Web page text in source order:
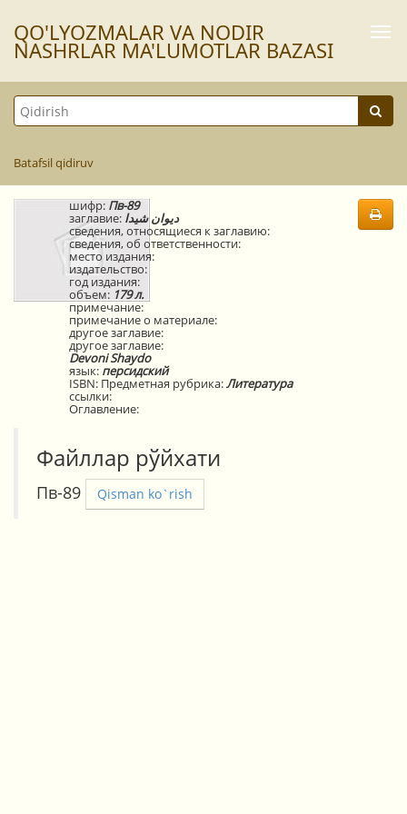
QO'LYOZMАLАR VА NODIR
NАSHRLАR MА'LUMOTLАR BАZАSI
Batafsil qidiruv
шифр:Пв-89
заглавие: ديوان شيدا
сведения, относящиеся к заглавию:
сведения, об ответственности:
место издания:
издательство:
год издания:
объем: 179 л.
примечание:
примечание о материале:
другое заглавие:
другое заглавие:
Devoni Shaydo
язык: персидский
ISBN: Предметная рубрика:Литература
ссылки:
Оглавление:
Файллар рўйхати
Пв-89 Qisman ko`rish